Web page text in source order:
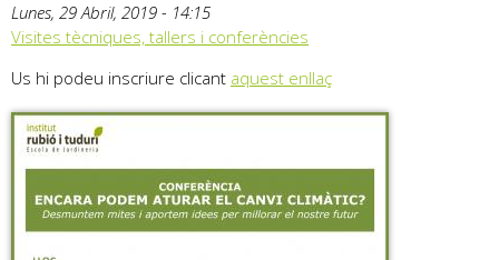
Lunes, 29 Abril, 2019 - 14:15
Visites tècniques, tallers i conferències
Us hi podeu inscriure clicant aquest enllaç